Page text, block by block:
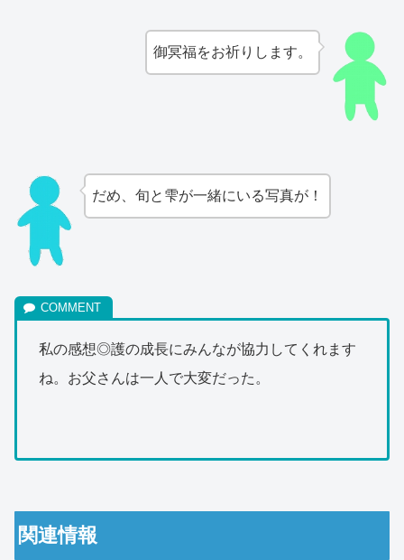
御冥福をお祈りします。
だめ、旬と雫が一緒にいる写真が！
私の感想◎護の成長にみんなが協力してくれます
ね。お父さんは一人で大変だった。
関連情報